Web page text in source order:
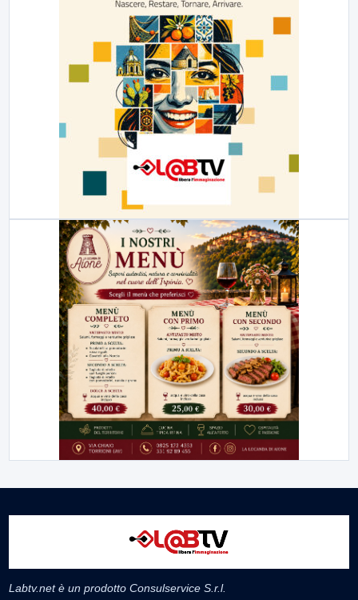
Labtv.net è un prodotto Consulservice S.r.l.